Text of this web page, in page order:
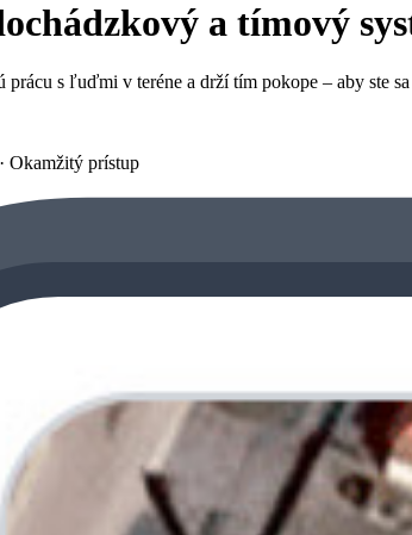
a tímový
s ľuďmi v teréne a drží tím pokope – aby ste
Okamžitý prístup